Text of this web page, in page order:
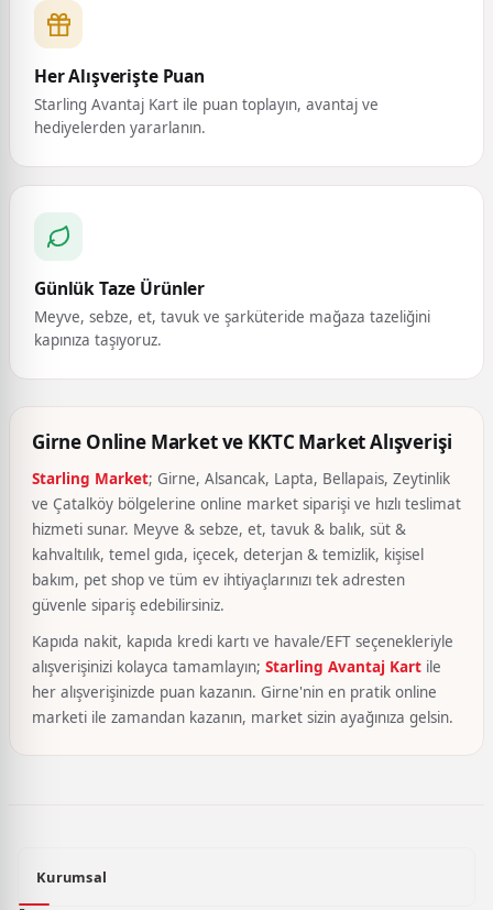
Her Alışverişte Puan
Starling Avantaj Kart ile puan toplayın, avantaj ve
hediyelerden yararlanın.
Günlük Taze Ürünler
Meyve, sebze, et, tavuk ve şarküteride mağaza tazeliğini
kapınıza taşıyoruz.
Girne Online Market ve KKTC Market Alışverişi
Starling Market; Girne, Alsancak, Lapta, Bellapais, Zeytinlik
ve Çatalköy bölgelerine online market siparişi ve hızlı teslimat
hizmeti sunar. Meyve & sebze, et, tavuk & balık, süt &
kahvaltılık, temel gıda, içecek, deterjan & temizlik, kişisel
bakım, pet shop ve tüm ev ihtiyaçlarınızı tek adresten
güvenle sipariş edebilirsiniz.
Kapıda nakit, kapıda kredi kartı ve havale/EFT seçenekleriyle
alışverişinizi kolayca tamamlayın; Starling Avantaj Kart ile
her alışverişinizde puan kazanın. Girne'nin en pratik online
marketi ile zamandan kazanın, market sizin ayağınıza gelsin.
Kurumsal